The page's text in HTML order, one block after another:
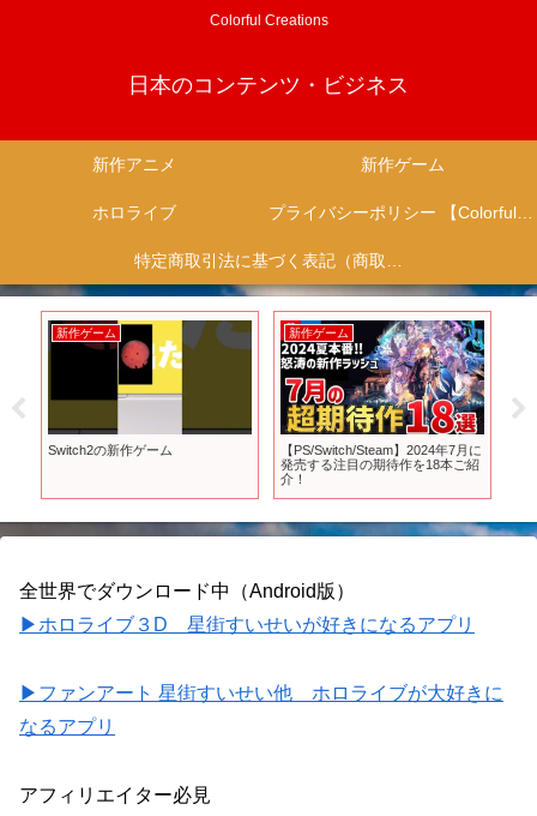
Colorful Creations
日本のコンテンツ・ビジネス
新作アニメ 新作ゲーム
ホロライブ プライバシーポリシー 【Colorful Creation】
特定商取引法に基づく表記（商取引に関する開示）
新作ゲーム
Switch2の新作ゲーム
新作ゲーム
【PS/Switch/Steam】2024年7月に
発売する注目の期待作を18本ご紹
介！
全世界でダウンロード中（Android版）
▶ホロライブ３D 星街すいせいが好きになるアプリ
▶ファンアート 星街すいせい他 ホロライブが大好きに
なるアプリ
アフィリエイター必見